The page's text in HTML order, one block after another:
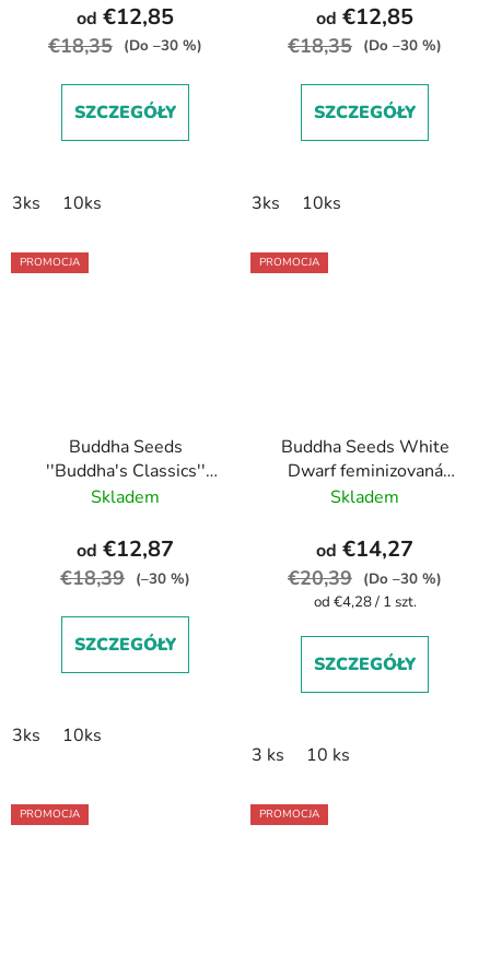
od €12,85
€18,35 (Do –30 %)
SZCZEGÓŁY
3ks 10ks
od €12,85
€18,35 (Do –30 %)
SZCZEGÓŁY
3ks 10ks
PROMOCJA
Buddha Seeds
''Buddha's Classics''
White Widow
Skladem
od €12,87
€18,39 (–30 %)
SZCZEGÓŁY
3ks 10ks
PROMOCJA
Buddha Seeds White
Dwarf feminizovaná
autoflowering
Skladem
od €14,27
€20,39
(Do –30 %)
Cena
od €4,28 / 1 szt.
SZCZEGÓŁY
3 ks 10 ks
PROMOCJA PROMOCJA